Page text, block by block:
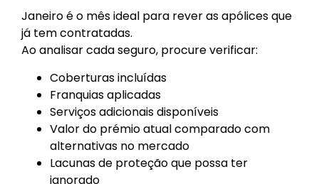
Janeiro é o mês ideal para rever as apólices que
já tem contratadas.
Ao analisar cada seguro, procure verificar:
Coberturas incluídas
Franquias aplicadas
Serviços adicionais disponíveis
Valor do prémio atual comparado com
alternativas no mercado
Lacunas de proteção que possa ter
ignorado